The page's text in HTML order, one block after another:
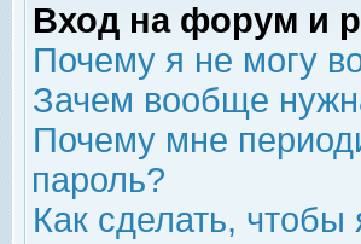
Вход на форум и
Почему я не могу
Зачем вообще
Почему мне
пароль?
Как сделать, чтобы